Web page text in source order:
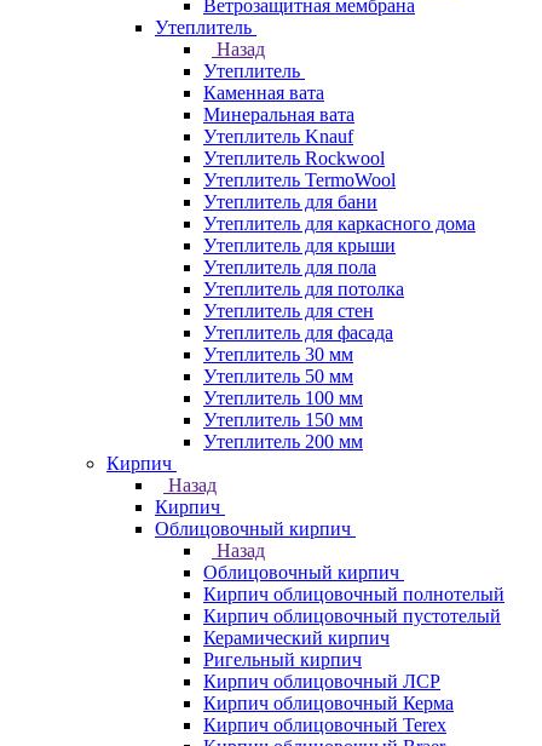
Ветрозащитная мембрана
Утеплитель
Назад
Утеплитель
Каменная вата
Минеральная вата
Утеплитель Knauf
Утеплитель Rockwool
Утеплитель TermoWool
Утеплитель для бани
Утеплитель для каркасного дома
Утеплитель для крыши
Утеплитель для пола
Утеплитель для потолка
Утеплитель для стен
Утеплитель для фасада
Утеплитель 30 мм
Утеплитель 50 мм
Утеплитель 100 мм
Утеплитель 150 мм
Утеплитель 200 мм
Кирпич
Назад
Кирпич
Облицовочный кирпич
Назад
Облицовочный кирпич
Кирпич облицовочный полнотелый
Кирпич облицовочный пустотелый
Керамический кирпич
Ригельный кирпич
Кирпич облицовочный ЛСР
Кирпич облицовочный Керма
Кирпич облицовочный Terex